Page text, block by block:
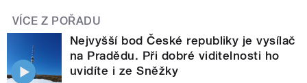
VÍCE Z POŘADU
Nejvyšší bod České republiky je vysílač
na Pradědu. Při dobré viditelnosti ho
uvidíte i ze Sněžky